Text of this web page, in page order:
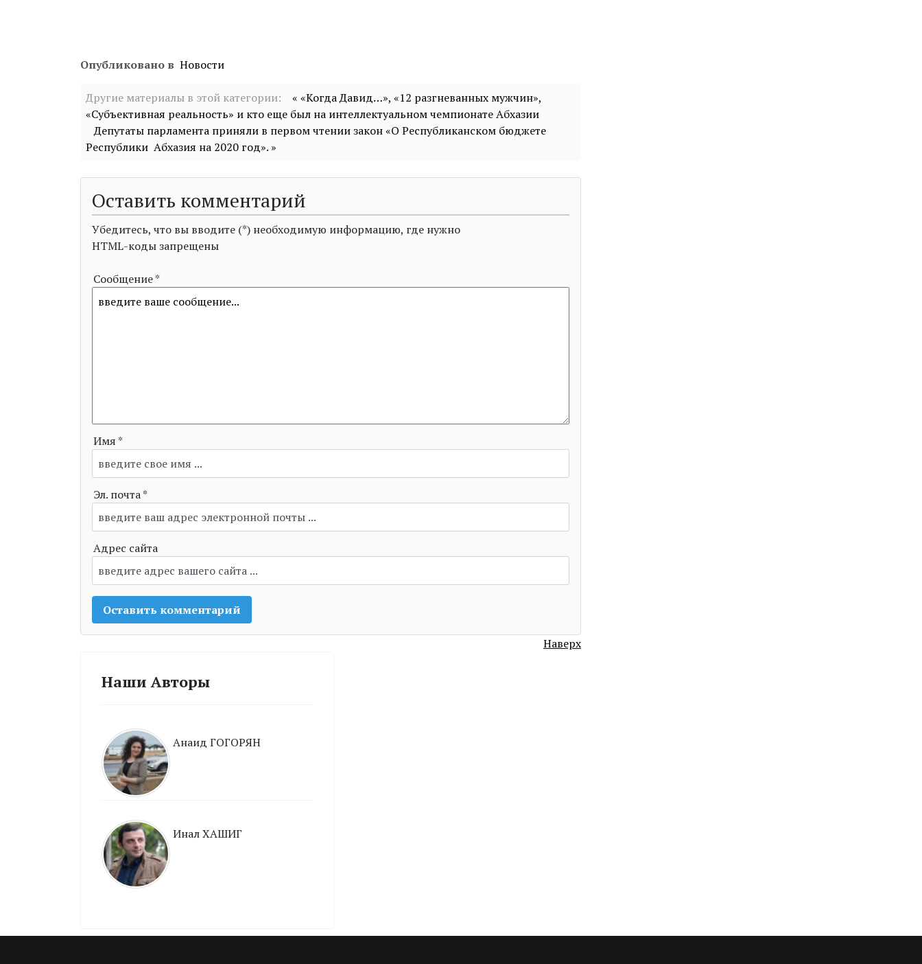
Опубликовано в Новости
Другие материалы в этой категории:
« «Когда Давид…», «12 разгневанных мужчин»,
«Субъективная реальность» и кто еще был на интеллектуальном чемпионате Абхазии
Депутаты парламента приняли в первом чтении закон «О Республиканском бюджете
Республики Абхазия на 2020 год». »
Оставить комментарий
Убедитесь, что вы вводите (*) необходимую информацию, где нужно
HTML-коды запрещены
Сообщение *
Имя *
Эл. почта *
Адрес сайта
Наверх
Наши Авторы
Анаид ГОГОРЯН
Инал ХАШИГ